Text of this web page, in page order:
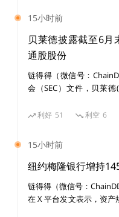
由于融入的摩擦很大，
C 房间之外（他因对
威胁而被禁止使用
在其他平台上模仿……
「比特币至上主义」
Vitalik Buterin 在 2014
得流行起来：
「最近有一个在部
识别资产。
15小时前
贝莱德披露截至6月
通股股份
链得得（微信号：
会（SEC）文件，贝莱
利好 51 利空 6
15小时前
纽约梅隆银行增持
链得得（微信号：
在 X 平台发文表示，资
增持 14,630 股